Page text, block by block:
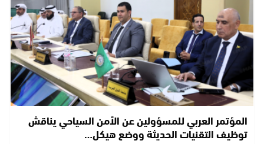
المؤتمر العربي للمسؤولين عن الأمن السياحي يناقش
توظيف التقنيات الحديثة ووضع هيكل…